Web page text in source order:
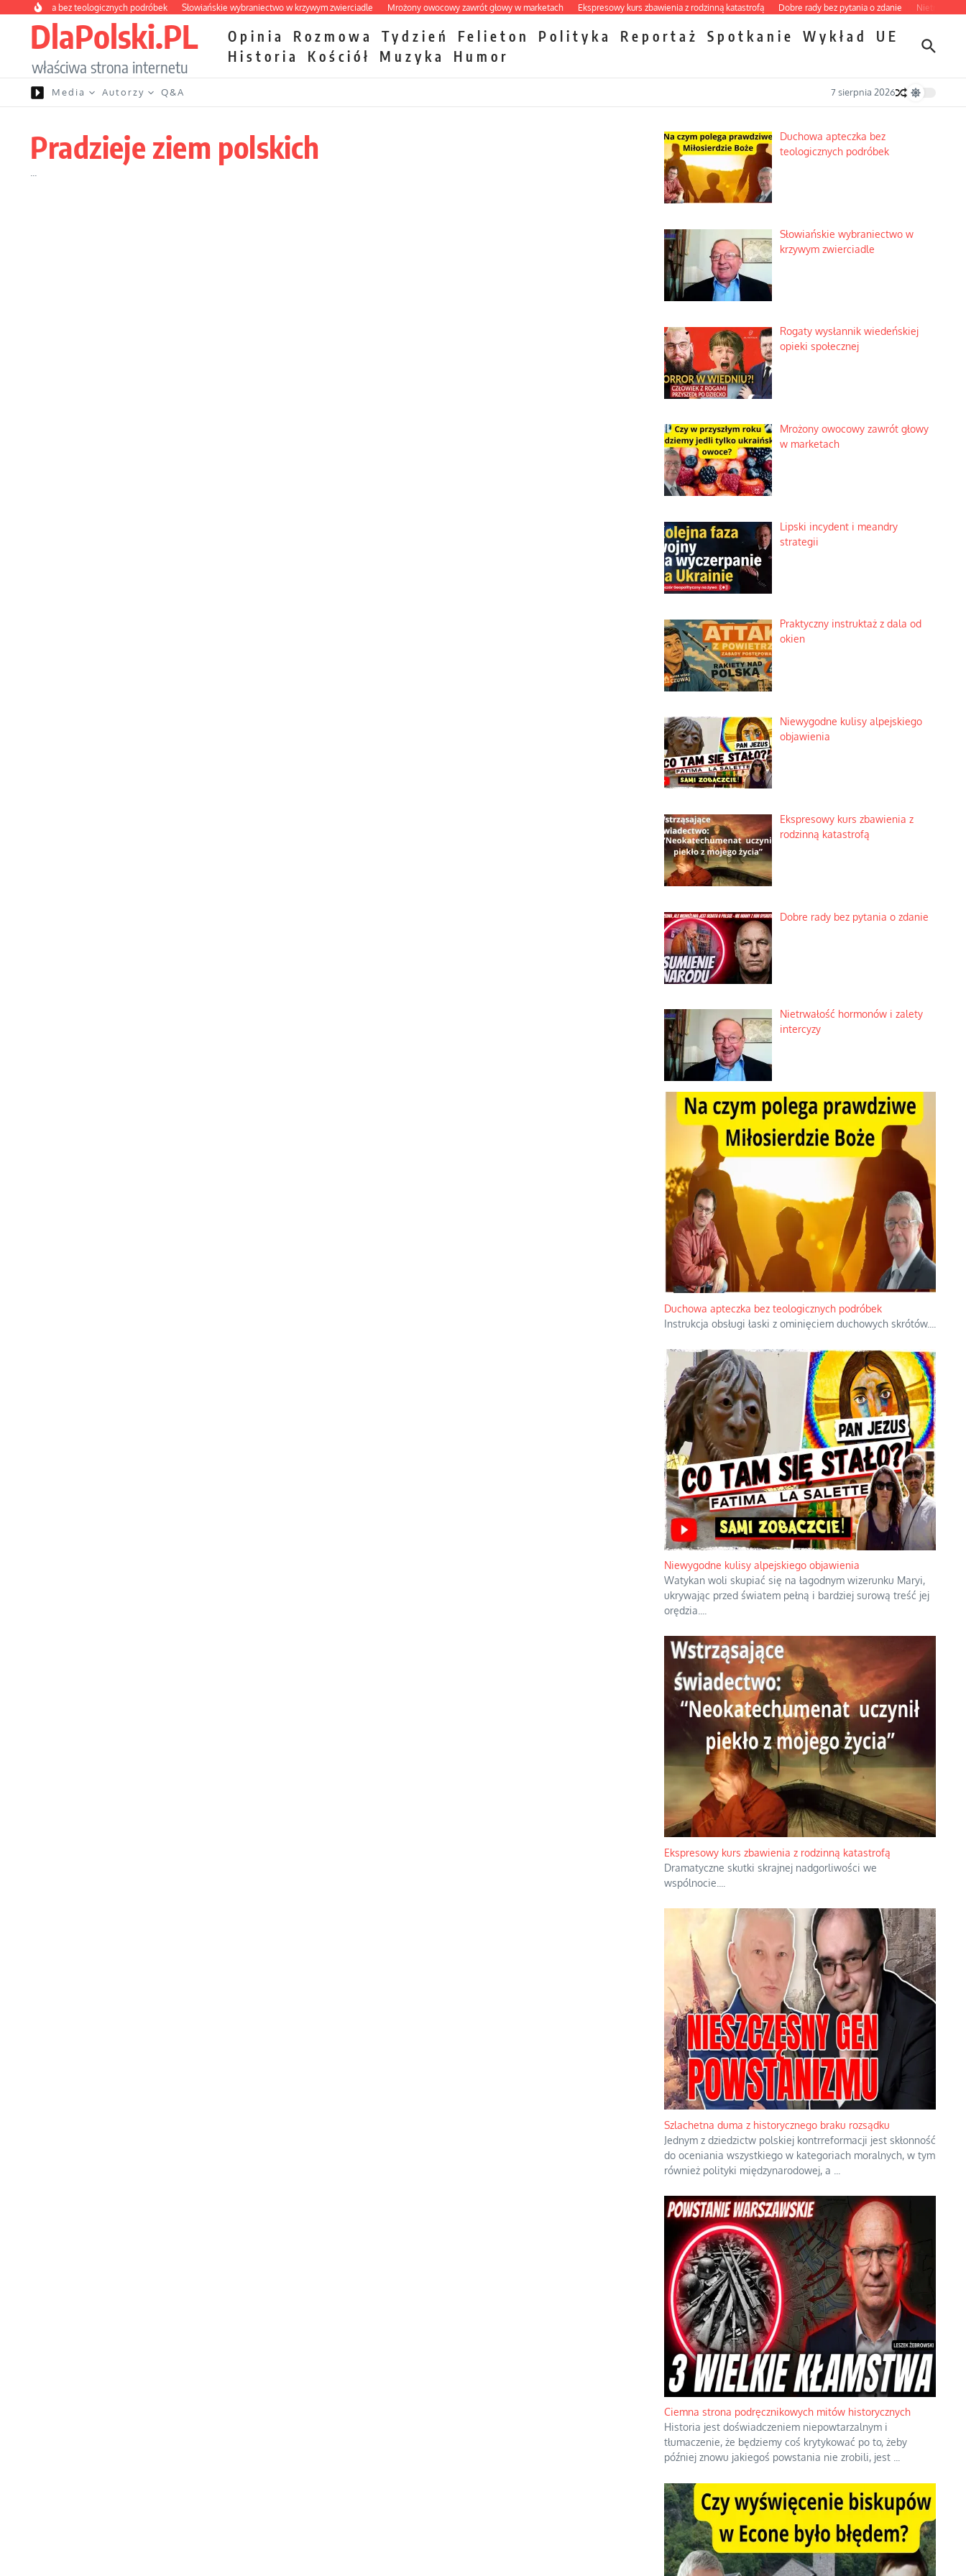
Przejdź do treścibez teologicznych podróbek Słowiańskie wybraniectwo w krzywym zwierciadle Mrożony owocowy zawrót głowy w marketach Ekspresowy kurs zbawienia z rodzinną katastrofą Dobre rady bez pytania o zdanie Nietrwałość
DlaPolski.PL
właściwa strona internetu
Opinia Rozmowa Tydzień Felieton Polityka Reportaż Spotkanie Wykład
UE
Historia
Kościół Muzyka Humor
Media Autorzy Q&A 7 sierpnia 2026
Pradzieje ziem polskich
Duchowa apteczka bez
teologicznych podróbek
Słowiańskie wybraniectwo w
krzywym zwierciadle
Rogaty wysłannik wiedeńskiej
opieki społecznej
Mrożony owocowy zawrót głowy
w marketach
Lipski incydent i meandry
strategii
Praktyczny instruktaż z dala od
okien
Niewygodne kulisy alpejskiego
objawienia
Ekspresowy kurs zbawienia z
rodzinną katastrofą
Dobre rady bez pytania o zdanie
Nietrwałość hormonów i zalety
intercyzy
Duchowa apteczka bez teologicznych podróbek
Instrukcja obsługi łaski z ominięciem duchowych skrótów.
Niewygodne kulisy alpejskiego objawienia
Watykan woli skupiać się na łagodnym wizerunku Maryi,
ukrywając przed światem pełną i bardziej surową treść jej
orędzia.
Ekspresowy kurs zbawienia z rodzinną katastrofą
Dramatyczne skutki skrajnej nadgorliwości we
wspólnocie.
Szlachetna duma z historycznego braku rozsądku
Jednym z dziedzictw polskiej kontrreformacji jest skłonność
do oceniania wszystkiego w kategoriach moralnych, w tym
również polityki międzynarodowej, a
Ciemna strona podręcznikowych mitów historycznych
Historia jest doświadczeniem niepowtarzalnym i
tłumaczenie, że będziemy coś krytykować po to, żeby
później znowu jakiegoś powstania nie zrobili, jest